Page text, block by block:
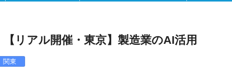
【リアル開催・東京】製造業のAI活用
関東